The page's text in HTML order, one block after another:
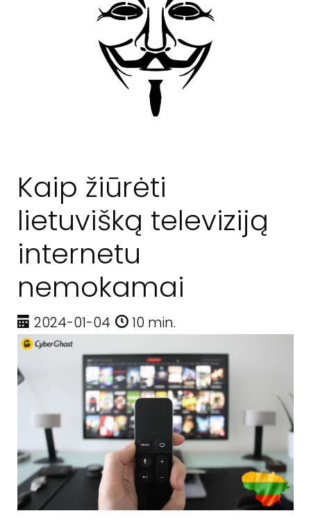
Kaip žiūrėti
lietuvišką televiziją
internetu
nemokamai
2024-01-04 10 min.